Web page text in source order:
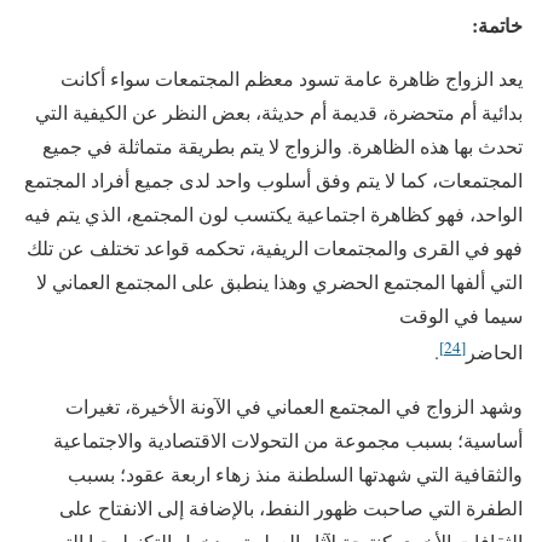
خاتمة:
يعد الزواج ظاهرة عامة تسود معظم المجتمعات سواء أكانت
بدائية أم متحضرة، قديمة أم حديثة، بعض النظر عن الكيفية التي
تحدث بها هذه الظاهرة. والزواج لا يتم بطريقة متماثلة في جميع
المجتمعات، كما لا يتم وفق أسلوب واحد لدى جميع أفراد المجتمع
الواحد، فهو كظاهرة اجتماعية يكتسب لون المجتمع، الذي يتم فيه
فهو في القرى والمجتمعات الريفية، تحكمه قواعد تختلف عن تلك
التي ألفها المجتمع الحضري وهذا ينطبق على المجتمع العماني لا
سيما في الوقت
الحاضر [24]
.
وشهد الزواج في المجتمع العماني في الآونة الأخيرة، تغيرات
أساسية؛ بسبب مجموعة من التحولات الاقتصادية والاجتماعية
والثقافية التي شهدتها السلطنة منذ زهاء اربعة عقود؛ بسبب
الطفرة التي صاحبت ظهور النفط، بالإضافة إلى الانفتاح على